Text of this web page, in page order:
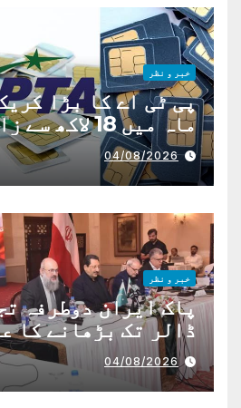
خبر و نظر
ماہ میں 18 لاکھ سے زائد سمز بلاک
04/08/2026
خبر و نظر
ڈالر تک بڑھانے کا
04/08/2026